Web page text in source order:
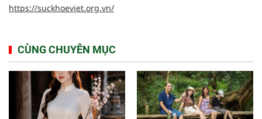
https://suckhoeviet.org.vn/
CÙNG CHUYÊN MỤC